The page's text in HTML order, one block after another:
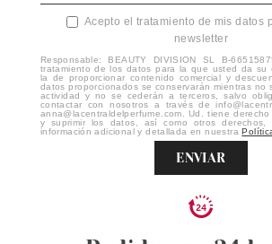
Acepto el tratamiento de mis datos
newsletter
Responsable: BEAUTY DIVISION SL B-
tratamiento de los datos para la que usted da su
la de proporcionar contenido comercial y
datos proporcionados se conservarán mientras no
actividad y no se cederán a terceros, salvo
contactar con nosotros a través de
anna@lacentraldelperfume.com. Ud. tiene
y suprimir los datos, así como otros derechos,
información adicional y detallada en nuestra
ENVIAR